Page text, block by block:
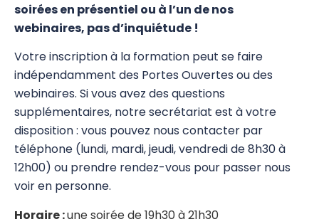
soirées en présentiel ou à l’un de nos
webinaires, pas d’inquiétude !
Votre inscription à la formation peut se faire
indépendamment des Portes Ouvertes ou des
webinaires. Si vous avez des questions
supplémentaires, notre secrétariat est à votre
disposition : vous pouvez nous contacter par
téléphone (lundi, mardi, jeudi, vendredi de 8h30 à
12h00) ou prendre rendez-vous pour passer nous
voir en personne.
Horaire :une soirée de 19h30 à 21h30